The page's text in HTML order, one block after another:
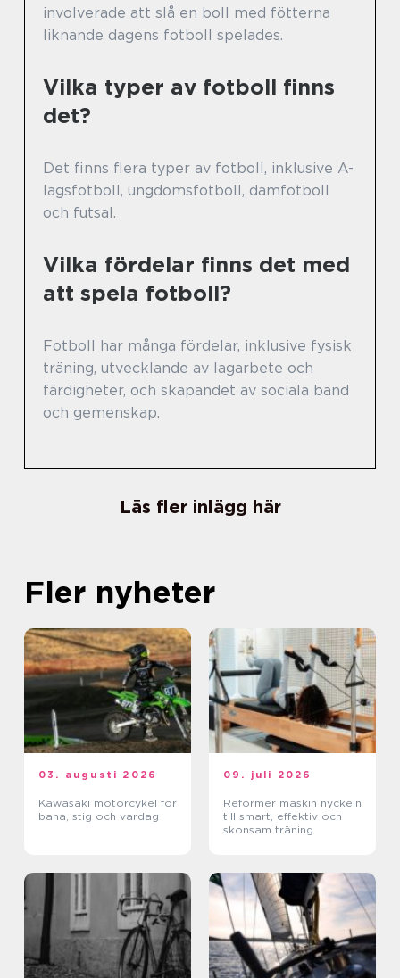
involverade att slå en boll med fötterna
liknande dagens fotboll spelades.
Vilka typer av fotboll finns
det?
Det finns flera typer av fotboll, inklusive A-
lagsfotboll, ungdomsfotboll, damfotboll
och futsal.
Vilka fördelar finns det med
att spela fotboll?
Fotboll har många fördelar, inklusive fysisk
träning, utvecklande av lagarbete och
färdigheter, och skapandet av sociala band
och gemenskap.
Läs fler inlägg här
Fler nyheter
03. augusti 2026
Kawasaki motorcykel för
bana, stig och vardag
09. juli 2026
Reformer maskin nyckeln
till smart, effektiv och
skonsam träning